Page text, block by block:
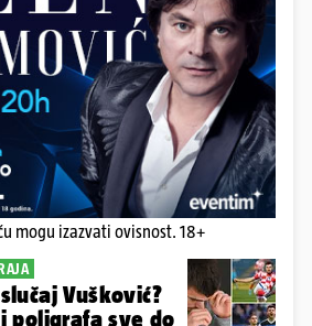
mogu izazvati ovisnost. 18+
Vušković?
poligrafa sve do